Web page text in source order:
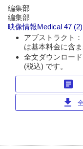
編集部
編集部
映像情報Medical 47 (2)
アブストラクト
は基本料金に含ま
全文ダウンロー
(税込) です。
article
download